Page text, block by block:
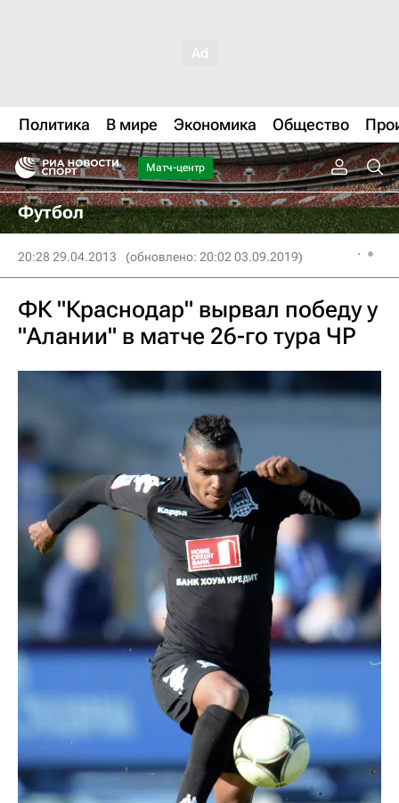
Политика В мире Экономика Общество
Матч-центр
Футбол
20:28 29.04.2013 (обновлено: 20:02 03.09.2019)
ФК "Краснодар" вырвал победу у
"Алании" в матче 26-го тура ЧР